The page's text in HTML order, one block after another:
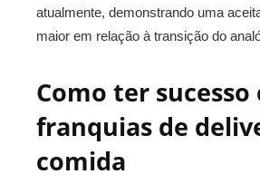
atualmente, demonstrando uma
maior em relação à transição do
Como ter sucesso
franquias de
comida